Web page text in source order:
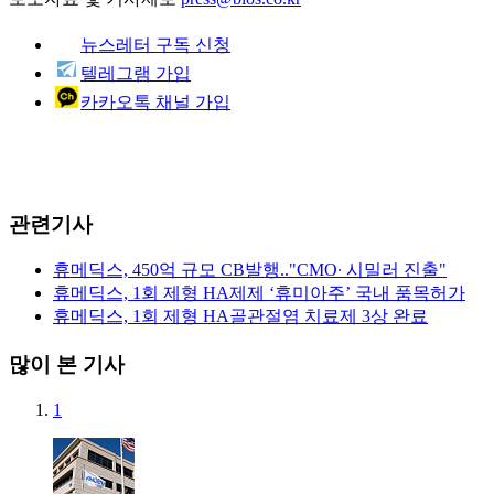
뉴스레터 구독 신청
텔레그램 가입
카카오톡 채널 가입
관련기사
휴메딕스, 450억 규모 CB발행.."CMO∙ 시밀러 진출"
휴메딕스, 1회 제형 HA제제 ‘휴미아주’ 국내 품목허가
휴메딕스, 1회 제형 HA골관절염 치료제 3상 완료
많이 본 기사
1